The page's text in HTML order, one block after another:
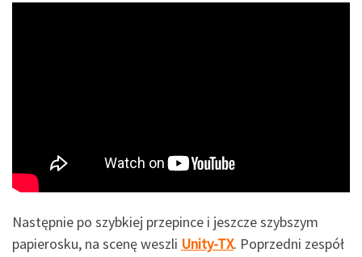
Następnie po szybkiej przepince i jeszcze szybszym
papierosku, na scenę weszli Unity-TX. Poprzedni zespół